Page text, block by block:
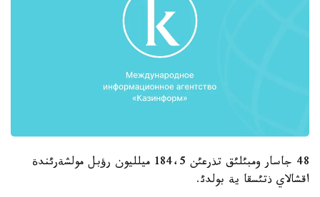
48 جاسار ومبئلئق تذرعئن 184،5 ميلليون رؤبل مولشةرئندة
اقشالاي ذتئسقا ية بولدئ.